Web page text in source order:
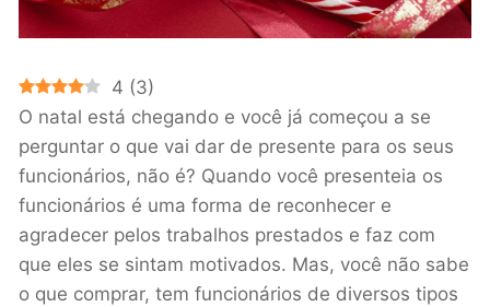
4 (3)
O natal está chegando e você já começou a se
perguntar o que vai dar de presente para os seus
funcionários, não é? Quando você presenteia os
funcionários é uma forma de reconhecer e
agradecer pelos trabalhos prestados e faz com
que eles se sintam motivados. Mas, você não sabe
o que comprar, tem funcionários de diversos tipos